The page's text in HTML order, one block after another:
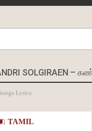
SOLGIRAEN
Lyrics
TAMIL